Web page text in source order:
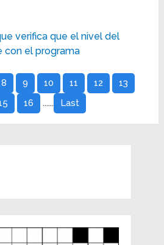
verifica que el nivel del
con el programa
8 9 10 11 12
13
16 ...... Last